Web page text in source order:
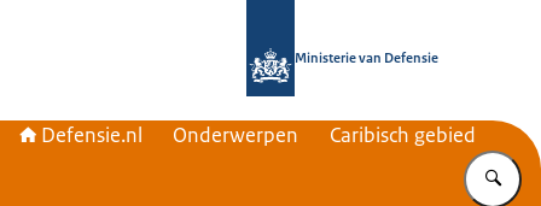
Ministerie van Defensie
Defensie.nl Onderwerpen Caribisch gebied